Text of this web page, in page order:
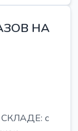
НА
с